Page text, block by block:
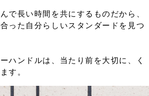
で長い時間を共にするものだから、
った自分らしいスタンダードを見つ
ハンドルは、当たり前を大切に、く
す。